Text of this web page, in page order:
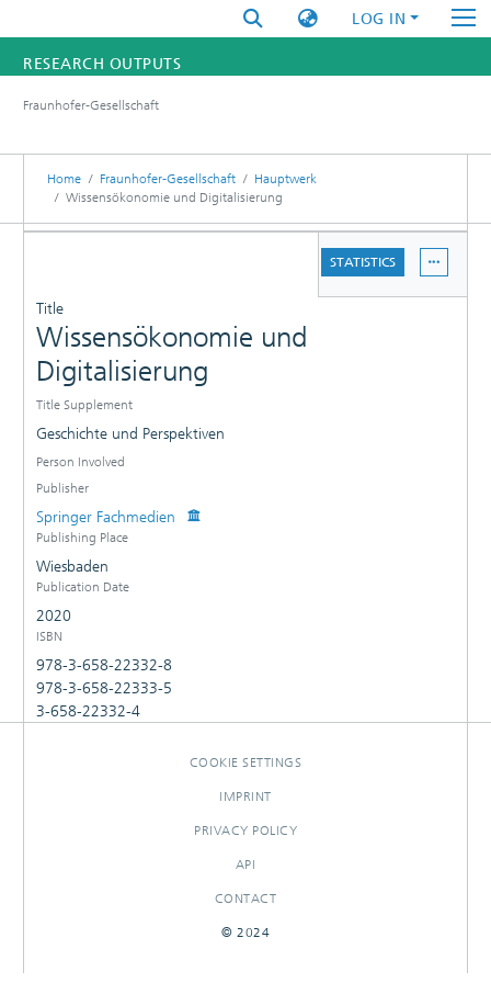
LOG IN
RESEARCH OUTPUTS
RESEARCHERS
INSTITUTES
Fraunhofer-Gesellschaft
Home Fraunhofer-Gesellschaft
Hauptwerk
Wissensökonomie und Digitalisierung
STATISTICS
Title
Wissensökonomie und
Digitalisierung
Title Supplement
Geschichte und Perspektiven
Person Involved
Publisher
Springer Fachmedien
Publishing Place
Wiesbaden
Publication Date
2020
ISBN
978-3-658-22332-8
978-3-658-22333-5
3-658-22332-4
COOKIE SETTINGS
IMPRINT
PRIVACY POLICY
API
CONTACT
© 2024